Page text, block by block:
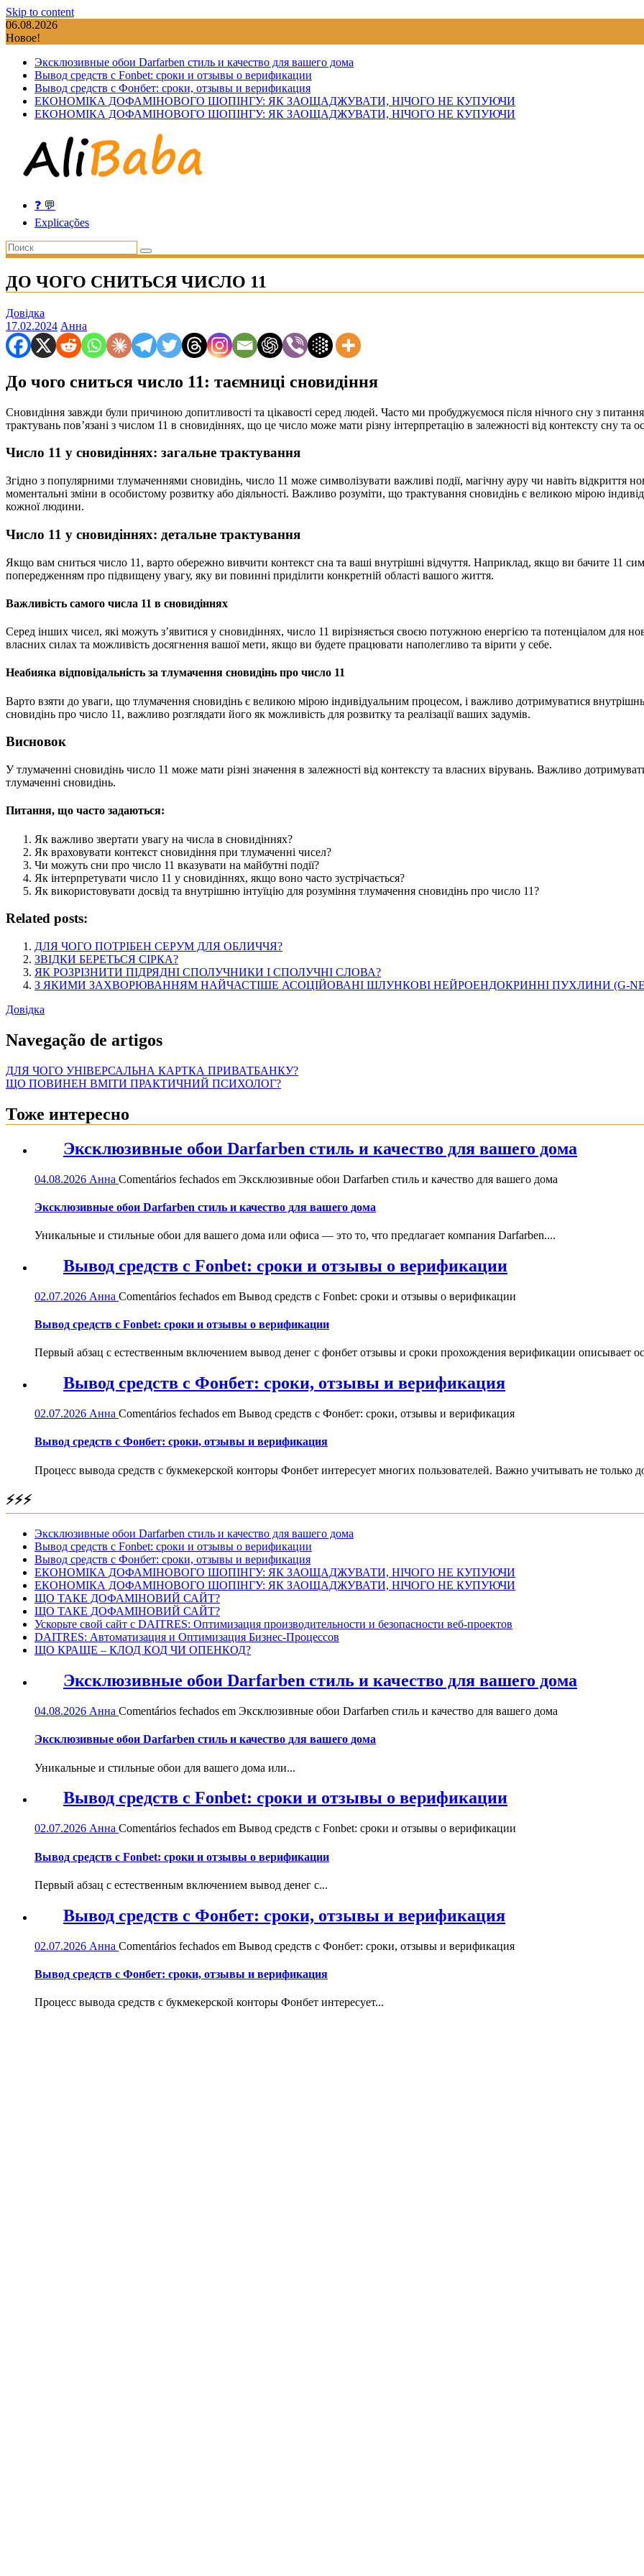
Skip to content
06.08.2026
Новое!
Эксклюзивные обои Darfarben стиль и качество для вашего дома
Вывод средств с Fonbet: сроки и отзывы о верификации
Вывод средств с Фонбет: сроки, отзывы и верификация
ЕКОНОМІКА ДОФАМІНОВОГО ШОПІНГУ: ЯК ЗАОЩАДЖУВАТИ, НІЧОГО НЕ КУПУЮЧИ
ЕКОНОМІКА ДОФАМІНОВОГО ШОПІНГУ: ЯК ЗАОЩАДЖУВАТИ, НІЧОГО НЕ КУПУЮЧИ
❓ 💬
Explicações
ДО ЧОГО СНИТЬСЯ ЧИСЛО 11
Довідка
17.02.2024 Анна
До чого сниться число 11: таємниці сновидіння
Сновидіння завжди були причиною допитливості та цікавості серед людей. Часто ми пробуджуємося після нічного сну з
трактувань пов’язані з числом 11 в сновидіннях, що це число може мати різну інтерпретацію в залежності від контексту сну та
Число 11 у сновидіннях: загальне трактування
Згідно з популярними тлумаченнями сновидінь, число 11 може символізувати важливі події, магічну ауру чи навіть відкриття
моментальні зміни в особистому розвитку або діяльності. Важливо розуміти, що трактування сновидінь є великою мірою
кожної людини.
Число 11 у сновидіннях: детальне трактування
Якщо вам сниться число 11, варто обережно вивчити контекст сна та ваші внутрішні відчуття. Наприклад, якщо ви бачите 11
попередженням про підвищену увагу, яку ви повинні приділити конкретній області вашого життя.
Важливість самого числа 11 в сновидіннях
Серед інших чисел, які можуть з’явитися у сновидіннях, число 11 вирізняється своєю потужною енергією та потенціалом для
власних силах та можливість досягнення вашої мети, якщо ви будете працювати наполегливо та вірити у себе.
Неабияка відповідальність за тлумачення сновидінь про число 11
Варто взяти до уваги, що тлумачення сновидінь є великою мірою індивідуальним процесом, і важливо дотримуватися
сновидінь про число 11, важливо розглядати його як можливість для розвитку та реалізації ваших задумів.
Висновок
У тлумаченні сновидінь число 11 може мати різні значення в залежності від контексту та власних вірувань. Важливо
тлумаченні сновидінь.
Питання, що часто задаються:
Як важливо звертати увагу на числа в сновидіннях?
Як враховувати контекст сновидіння при тлумаченні чисел?
Чи можуть сни про число 11 вказувати на майбутні події?
Як інтерпретувати число 11 у сновидіннях, якщо воно часто зустрічається?
Як використовувати досвід та внутрішню інтуїцію для розуміння тлумачення сновидінь про число 11?
Related posts:
ДЛЯ ЧОГО ПОТРІБЕН СЕРУМ ДЛЯ ОБЛИЧЧЯ?
ЗВІДКИ БЕРЕТЬСЯ СІРКА?
ЯК РОЗРІЗНИТИ ПІДРЯДНІ СПОЛУЧНИКИ І СПОЛУЧНІ СЛОВА?
З ЯКИМИ ЗАХВОРЮВАННЯМ НАЙЧАСТІШЕ АСОЦІЙОВАНІ ШЛУНКОВІ НЕЙРОЕНДОКРИННІ ПУХЛИНИ (G-
Довідка
Navegação de artigos
ДЛЯ ЧОГО УНІВЕРСАЛЬНА КАРТКА ПРИВАТБАНКУ?
ЩО ПОВИНЕН ВМІТИ ПРАКТИЧНИЙ ПСИХОЛОГ?
Тоже интересно
Эксклюзивные обои Darfarben стиль и качество для вашего дома
04.08.2026 Анна Comentários fechados em Эксклюзивные обои Darfarben стиль и качество для вашего дома
Эксклюзивные обои Darfarben стиль и качество для вашего дома
Уникальные и стильные обои для вашего дома или офиса — это то, что предлагает компания Darfarben....
Вывод средств с Fonbet: сроки и отзывы о верификации
02.07.2026 Анна Comentários fechados em Вывод средств с Fonbet: сроки и отзывы о верификации
Вывод средств с Fonbet: сроки и отзывы о верификации
Первый абзац с естественным включением вывод денег с фонбет отзывы и сроки прохождения верификации описывает
Вывод средств с Фонбет: сроки, отзывы и верификация
02.07.2026 Анна Comentários fechados em Вывод средств с Фонбет: сроки, отзывы и верификация
Вывод средств с Фонбет: сроки, отзывы и верификация
Процесс вывода средств с букмекерской конторы Фонбет интересует многих пользователей. Важно учитывать не только
⚡⚡⚡
Эксклюзивные обои Darfarben стиль и качество для вашего дома
Вывод средств с Fonbet: сроки и отзывы о верификации
Вывод средств с Фонбет: сроки, отзывы и верификация
ЕКОНОМІКА ДОФАМІНОВОГО ШОПІНГУ: ЯК ЗАОЩАДЖУВАТИ, НІЧОГО НЕ КУПУЮЧИ
ЕКОНОМІКА ДОФАМІНОВОГО ШОПІНГУ: ЯК ЗАОЩАДЖУВАТИ, НІЧОГО НЕ КУПУЮЧИ
ЩО ТАКЕ ДОФАМІНОВИЙ САЙТ?
ЩО ТАКЕ ДОФАМІНОВИЙ САЙТ?
Ускорьте свой сайт с DAITRES: Оптимизация производительности и безопасности веб-проектов
DAITRES: Автоматизация и Оптимизация Бизнес-Процессов
ЩО КРАЩЕ – КЛОД КОД ЧИ ОПЕНКОД?
Эксклюзивные обои Darfarben стиль и качество для вашего дома
04.08.2026 Анна Comentários fechados em Эксклюзивные обои Darfarben стиль и качество для вашего дома
Эксклюзивные обои Darfarben стиль и качество для вашего дома
Уникальные и стильные обои для вашего дома или...
Вывод средств с Fonbet: сроки и отзывы о верификации
02.07.2026 Анна Comentários fechados em Вывод средств с Fonbet: сроки и отзывы о верификации
Вывод средств с Fonbet: сроки и отзывы о верификации
Первый абзац с естественным включением вывод денег с...
Вывод средств с Фонбет: сроки, отзывы и верификация
02.07.2026 Анна Comentários fechados em Вывод средств с Фонбет: сроки, отзывы и верификация
Вывод средств с Фонбет: сроки, отзывы и верификация
Процесс вывода средств с букмекерской конторы Фонбет интересует...